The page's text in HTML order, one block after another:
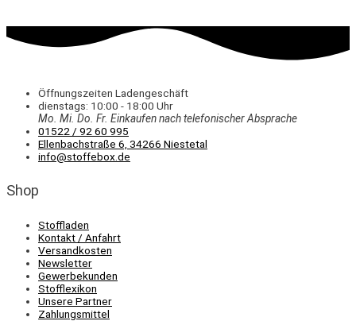
Öffnungszeiten Ladengeschäft
dienstags: 10:00 - 18:00 Uhr
Mo. Mi. Do. Fr. Einkaufennach telefonischer Absprache
01522 / 92 60 995
Ellenbachstraße 6, 34266 Niestetal
info@stoffebox.de
Shop
Stoffladen
Kontakt / Anfahrt
Versandkosten
Newsletter
Gewerbekunden
Stofflexikon
Unsere Partner
Zahlungsmittel